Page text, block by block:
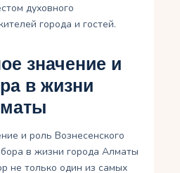
духовного
города и гостей.
значение и
в жизни
и роль Вознесенского
в жизни города Алматы
не только один из самых